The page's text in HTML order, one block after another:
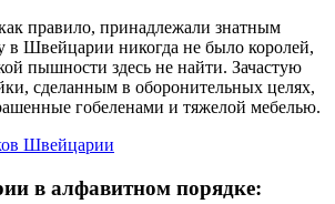
правило, принадлежали знатным
в Швейцарии никогда не было королей,
пышности здесь не найти. Зачастую
сделанным в оборонительных целях,
гобеленами и тяжелой мебелью.
Швейцарии
в алфавитном порядке: